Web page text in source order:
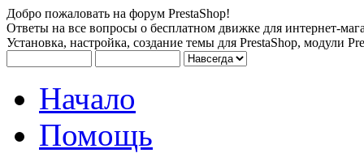
Добро пожаловать на форум PrestaShop!
Ответы на все вопросы о бесплатном движке для интернет-
Установка, настройка, создание темы для PrestaShop, модули
Начало
Помощь